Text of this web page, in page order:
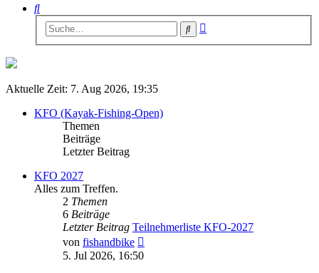
Suche
Suche
Aktuelle Zeit: 7. Aug 2026, 19:35
KFO (Kayak-Fishing-Open)
Themen
Beiträge
Letzter Beitrag
KFO 2027
Alles zum Treffen.
2 Themen
6 Beiträge
Letzter Beitrag Teilnehmerliste KFO-2027
von fishandbike
5. Jul 2026, 16:50